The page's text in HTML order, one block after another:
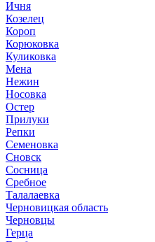
Ичня
Козелец
Короп
Корюковка
Куликовка
Мена
Нежин
Носовка
Остер
Прилуки
Репки
Семеновка
Сновск
Сосница
Сребное
Талалаевка
Черновицкая область
Черновцы
Герца